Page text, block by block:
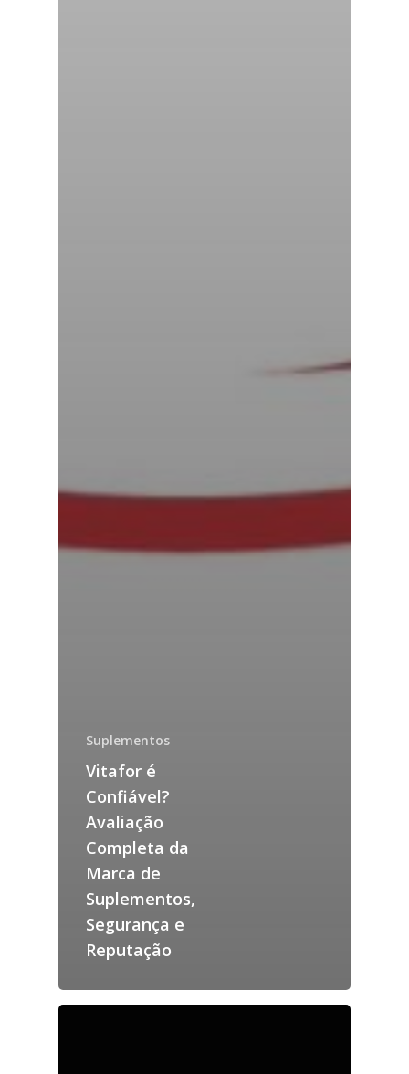
Suplementos
Vitafor é
Confiável?
Avaliação
Completa da
Marca de
Suplementos,
Segurança e
Reputação